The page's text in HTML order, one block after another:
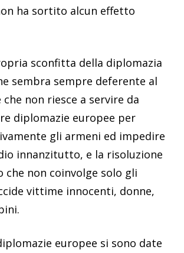
ha sortito alcun effetto
sconfitta della diplomazia
sembra sempre deferente al
non riesce a servire da
diplomazie europee per
gli armeni ed impedire
innanzitutto, e la risoluzione
non coinvolge solo gli
vittime innocenti, donne,
europee si sono date